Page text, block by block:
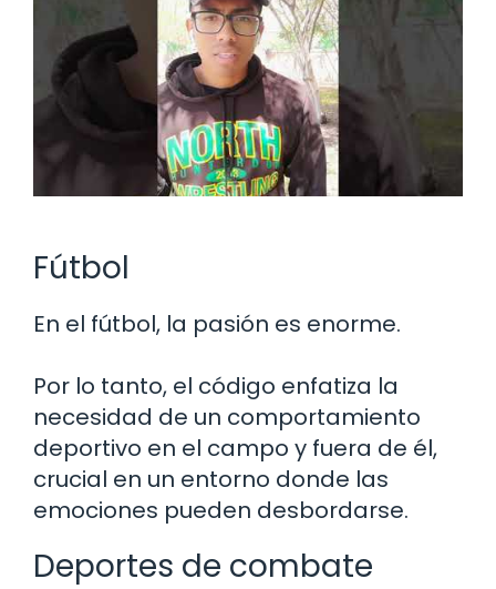
Fútbol
En el fútbol, la pasión es enorme.
Por lo tanto, el código enfatiza la
necesidad de un comportamiento
deportivo en el campo y fuera de él,
crucial en un entorno donde las
emociones pueden desbordarse.
Deportes de combate